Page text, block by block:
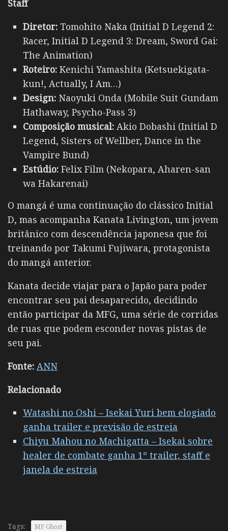
Staff
Diretor: Tomohito Naka (Initial D Legend 2:
Racer, Initial D Legend 3: Dream, Sword Gai:
The Animation)
Roteiro: Kenichi Yamashita (Ketsuekigata-
kun!, Actually, I Am…)
Design: Naoyuki Onda (Mobile Suit Gundam
Hathaway, Psycho-Pass 3)
Composição musical: Akio Dobashi (Initial D
Legend, Sisters of Wellber, Dance in the
Vampire Bund)
Estúdio: Felix Film (Nekopara, Aharen-san
wa Hakarenai)
O mangá é uma continuação do clássico Initial
D, mas acompanha Kanata Livington, um jovem
britânico com descendência japonesa que foi
treinando por Takumi Fujiwara, protagonista
do mangá anterior.
Kanata decide viajar para o Japão para poder
encontrar seu pai desaparecido, decidindo
então participar da MFG, uma série de corridas
de ruas que podem esconder novas pistas de
seu pai.
Fonte: ANN
Relacionado
Watashi no Oshi – Isekai Yuri bem elogiado
ganha trailer e previsão de estreia
Chiyu Mahou no Machigatta – Isekai sobre
healer de combate ganha 1º trailer, staff e
janela de estreia
Tags: MF Ghost